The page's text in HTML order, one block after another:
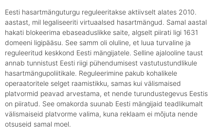
Eesti hasartmänguturgu reguleeritakse aktiivselt alates 2010.
aastast, mil legaliseeriti virtuaalsed hasartmängud. Samal aastal
hakati blokeerima ebaseaduslikke saite, algselt piirati ligi 1631
domeeni ligipääsu. See samm oli oluline, et luua turvaline ja
reguleeritud keskkond Eesti mängijatele. Selline ajalooline taust
annab tunnistust Eesti riigi pühendumisest vastutustundlikule
hasartmängupoliitikale. Reguleerimine pakub kohalikele
operaatoritele selget raamistikku, samas kui välismaised
platvormid peavad arvestama, et nende turundustegevus Eestis
on piiratud. See omakorda suunab Eesti mängijaid teadlikumalt
välismaiseid platvorme valima, kuna reklaam ei mõjuta nende
otsuseid samal moel.